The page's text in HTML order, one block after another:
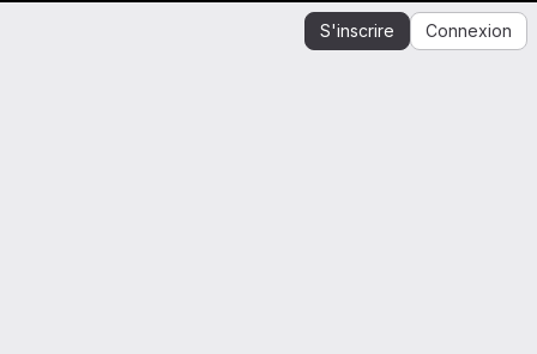
S'inscrire Connexion